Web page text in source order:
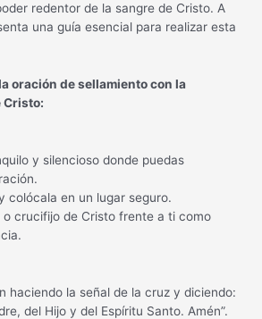
redentor de la sangre de Cristo. A
una guía esencial para realizar esta
oración de sellamiento con la
Cristo:
y silencioso donde puedas
colócala en un lugar seguro.
o crucifijo de Cristo frente a ti como
haciendo la señal de la cruz y diciendo:
del Hijo y del Espíritu Santo. Amén”.